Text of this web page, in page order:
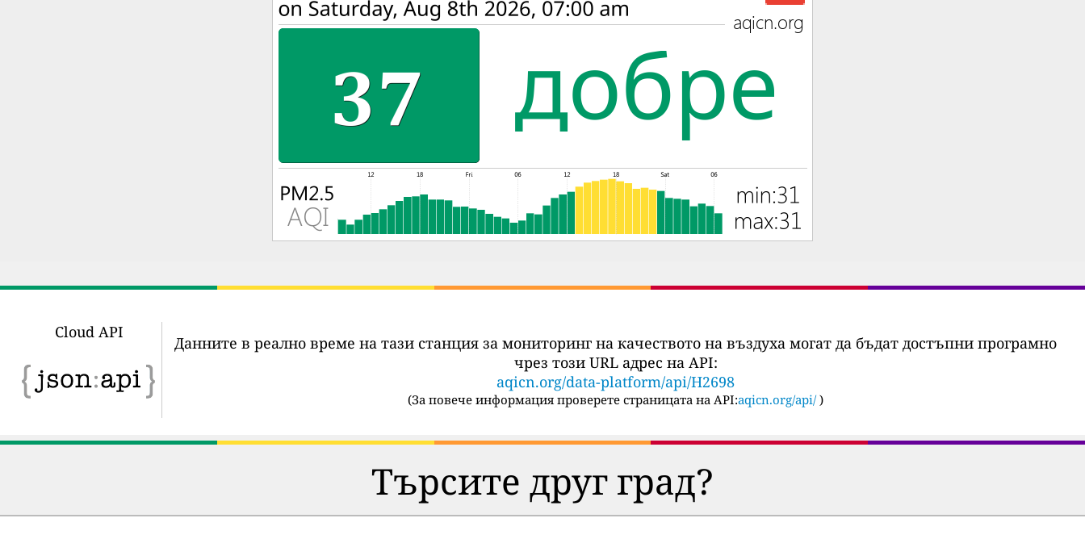
Cloud API
Данните в реално време на тази станция за мониторинг на качеството на въздуха могат да бъдат достъпни програмно
чрез този URL адрес на API:
aqicn.org/data-platform/api/H2698
(За повече информация проверете страницата на API:aqicn.org/api/ )
Търсите друг град?